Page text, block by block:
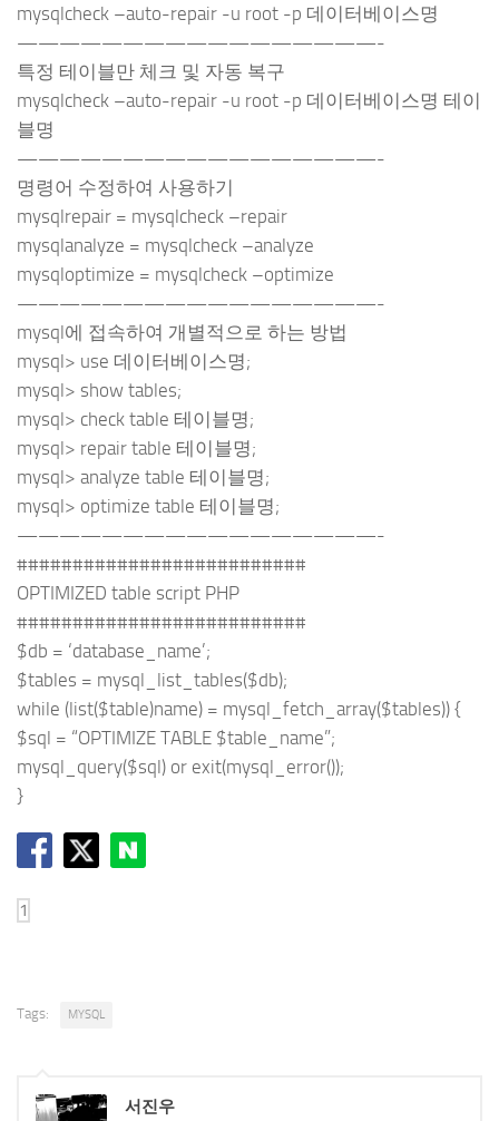
mysqlcheck –auto-repair -u root -p 데이터베이스명
—————————————————-
특정 테이블만 체크 및 자동 복구
mysqlcheck –auto-repair -u root -p 데이터베이스명 테이
블명
—————————————————-
명령어 수정하여 사용하기
mysqlrepair = mysqlcheck –repair
mysqlanalyze = mysqlcheck –analyze
mysqloptimize = mysqlcheck –optimize
—————————————————-
mysql에 접속하여 개별적으로 하는 방법
mysql> use 데이터베이스명;
mysql> show tables;
mysql> check table 테이블명;
mysql> repair table 테이블명;
mysql> analyze table 테이블명;
mysql> optimize table 테이블명;
—————————————————-
##########################
OPTIMIZED table script PHP
##########################
$db = ‘database_name’;
$tables = mysql_list_tables($db);
while (list($table)name) = mysql_fetch_array($tables)) {
$sql = “OPTIMIZE TABLE $table_name”;
mysql_query($sql) or exit(mysql_error());
}
Tags: MYSQL
서진우